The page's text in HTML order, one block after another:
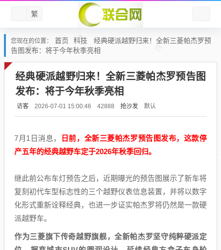
繁
您现在的位置： 首页 科技
经典硬派越野归来！全新三菱帕杰罗预
告图发布：将于今年秋季亮相
经典硬派越野归来！全新三菱帕杰罗预告图
发布：将于今年秋季亮相
访客 2026-07-01 15:00:46 42888 抢沙发 默认
7月1日消息，
日前，全新三菱帕杰罗预告图发布，这款停
产五年的经典越野车定于2026年秋季回归。
继此前公布车灯预告之后，近期曝光的预告图展示了新车将
复刻初代车型标志性的三个越野仪表信息装置，并将以数字
化形式重新诠释经典，也进一步证实帕杰罗将仍然是一款硬
派越野车。
作为三菱旗下传奇越野旗舰，全新帕杰罗坚守纯粹硬派定